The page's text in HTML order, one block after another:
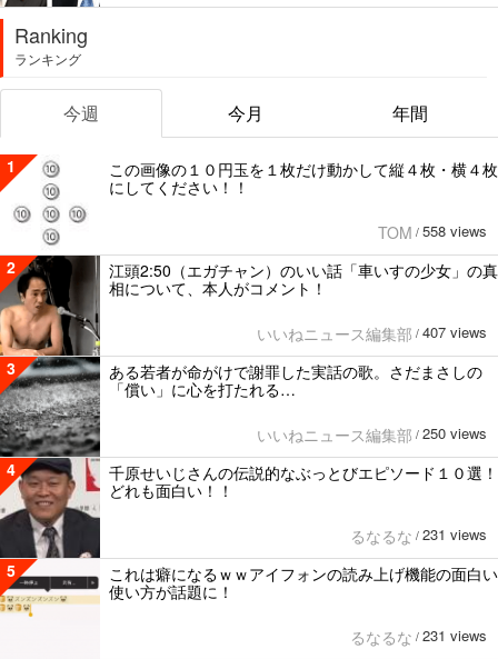
Ranking
ランキング
今週 今月 年間
1
この画像の１０円玉を１枚だけ動かして縦４枚・横４枚
にしてください！！
TOM / 558 views
2
江頭2:50（エガチャン）のいい話「車いすの少女」の真
相について、本人がコメント！
いいねニュース編集部 / 407 views
3
ある若者が命がけで謝罪した実話の歌。さだまさしの
「償い」に心を打たれる…
いいねニュース編集部 / 250 views
4
千原せいじさんの伝説的なぶっとびエピソード１０選！
どれも面白い！！
るなるな / 231 views
5
これは癖になるｗｗアイフォンの読み上げ機能の面白い
使い方が話題に！
るなるな / 231 views